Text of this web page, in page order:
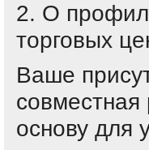
2. О
торговых
Ваше
основу для